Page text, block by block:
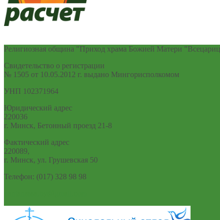
Религиозная община "Приход храма Божией Матери
Cвидетельство о регистрации
№ 1505 от 10.05.2012 г. выдано Мингорисполкомом
УНП 102371964
Юридический адрес
220036
г. Минск, Бетонный проезд 21-8
Фактический адрес
220089,
г. Минск, ул. Грушевская 50
Телефон: (017) 328 98 98